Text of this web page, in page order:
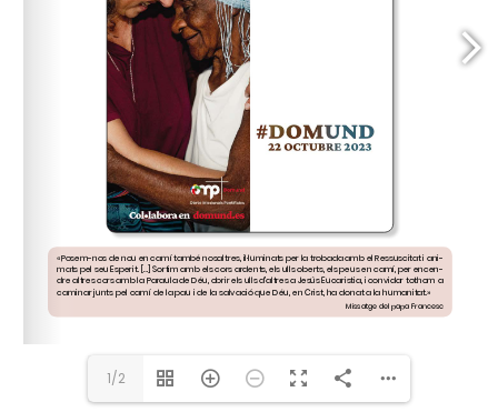
missionsbarcelona@arqbcn.cat
http://delegaciomissionsarqbarcelona.blogspot.com.es
1/2